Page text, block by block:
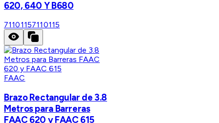
620, 640 Y B680
71101157110115
FAAC
Brazo Rectangular de 3.8
Metros para Barreras
FAAC 620 y FAAC 615